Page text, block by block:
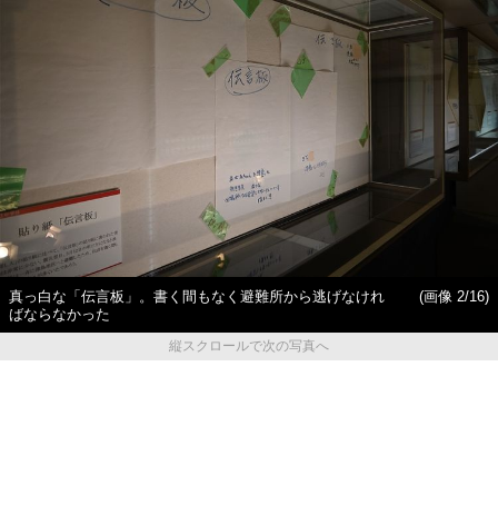
真っ白な「伝言板」。書く間もなく避難所から逃げなけれ
ばならなかった
(画像 2/16)
縦スクロールで次の写真へ